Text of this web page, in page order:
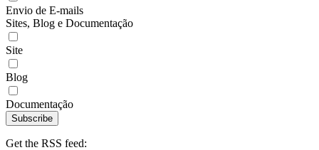
Envio de E-mails
Sites, Blog e Documentação
Site
Blog
Documentação
Subscribe
Get the RSS feed: